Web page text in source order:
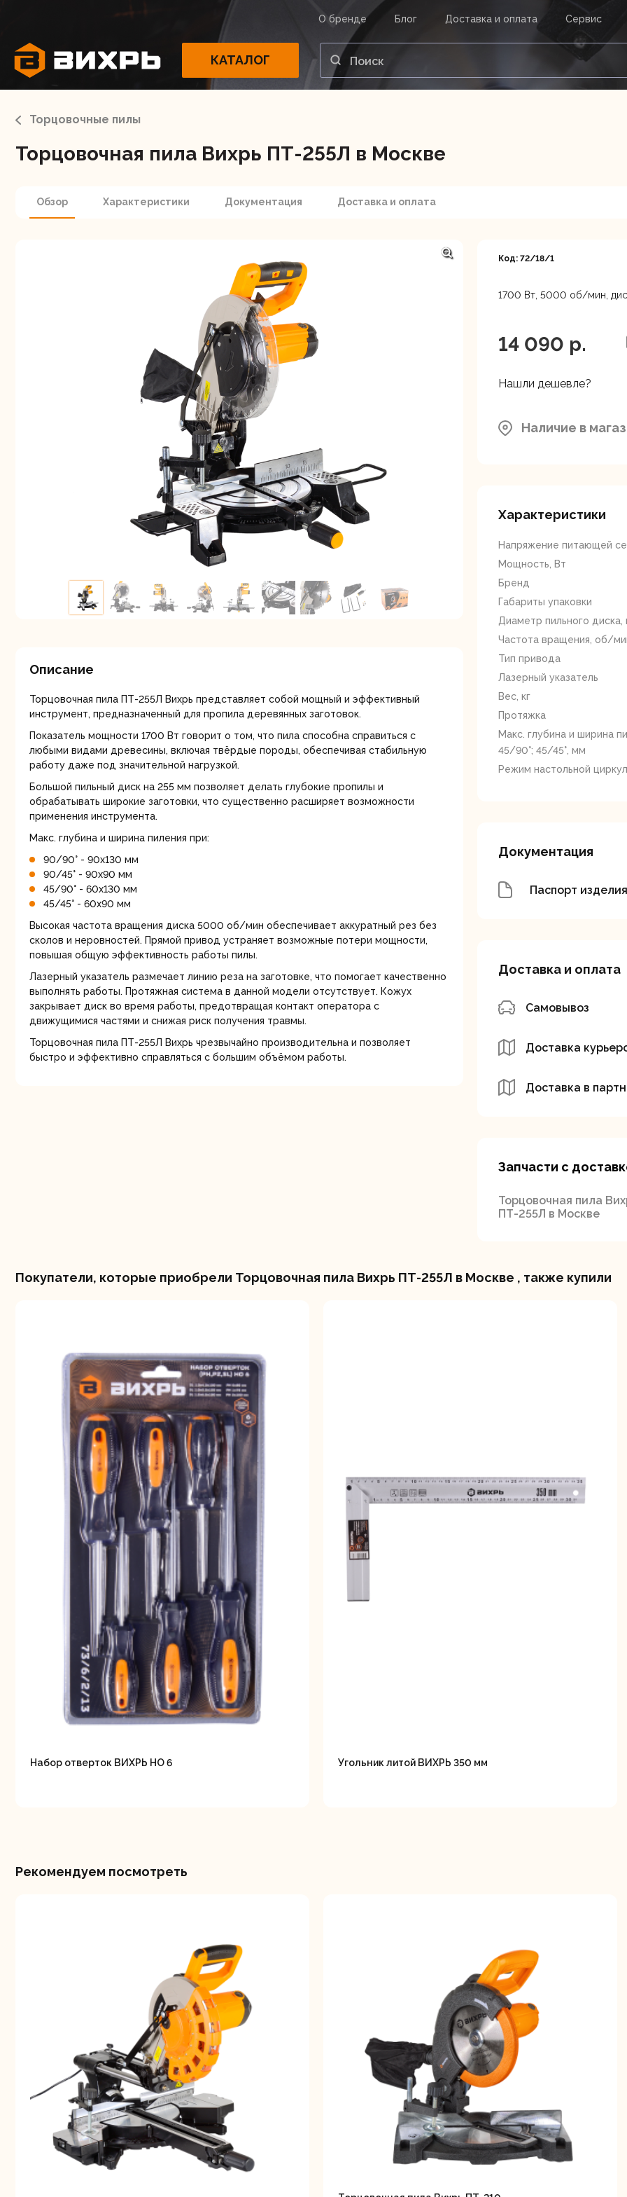
О бренде Блог Доставка и оплата Сервис
КАТАЛОГ
Свернуть
Аккумуляторные
шуруповерты
Комплектующие для
электроинструмента
Отбойные
Отрезные пилы
Степлеры
пилы
Шлифовальные
СВЕРНУТЬ
Торцовочные пилы
Торцовочная пила Вихрь ПТ-255Л в Москве
Обзор Характеристики Документация Доставка и оплата
Описание
Торцовочная пила ПТ-255Л Вихрь представляет собой мощный и эффективный
инструмент, предназначенный для пропила деревянных заготовок.
Показатель мощности 1700 Вт говорит о том, что пила способна справиться с
любыми видами древесины, включая твёрдые породы, обеспечивая стабильную
работу даже под значительной нагрузкой.
Большой пильный диск на 255 мм позволяет делать глубокие пропилы и
обрабатывать широкие заготовки, что существенно расширяет возможности
применения инструмента.
Макс. глубина и ширина пиления при:
90/90° - 90х130 мм
90/45° - 90х90 мм
45/90° - 60х130 мм
45/45° - 60х90 мм
Высокая частота вращения диска 5000 об/мин обеспечивает аккуратный рез без
сколов и неровностей. Прямой привод устраняет возможные потери мощности,
повышая общую эффективность работы пилы.
Лазерный указатель размечает линию реза на заготовке, что помогает качественно
выполнять работы. Протяжная система в данной модели отсутствует. Кожух
закрывает диск во время работы, предотвращая контакт оператора с
движущимися частями и снижая риск получения травмы.
Торцовочная пила ПТ-255Л Вихрь чрезвычайно производительна и позволяет
быстро и эффективно справляться с большим объёмом работы.
Код: 72/18/1
1700 Вт, 5000 об/мин,
14 090 p.
Нашли дешевле?
Наличие в
Московская область,
г.Балашиха: шоссе
зона, вл. 4
Москва, Каширский
Московская область,
Промышленная д.12
Характеристики
Напряжение питающей
Мощность, Вт
Бренд
Габариты упаковки
Диаметр пильного диска,
Частота вращения, об/
Тип привода
Лазерный указатель
Вес, кг
Протяжка
Макс. глубина и ширина
45/90°; 45/45°, мм
Режим настольной
Документация
Паспорт изделия
Доставка и оплата
Самовывоз
Доставка
Доставка в
Запчасти с
Торцовочная пила
ПТ-255Л в Москве
Покупатели, которые приобрели Торцовочная пила Вихрь ПТ-255Л в Москве , также купили
Набор отверток ВИХРЬ НО 6 Угольник литой ВИХРЬ 350 мм
Рекомендуем посмотреть
ВХОД